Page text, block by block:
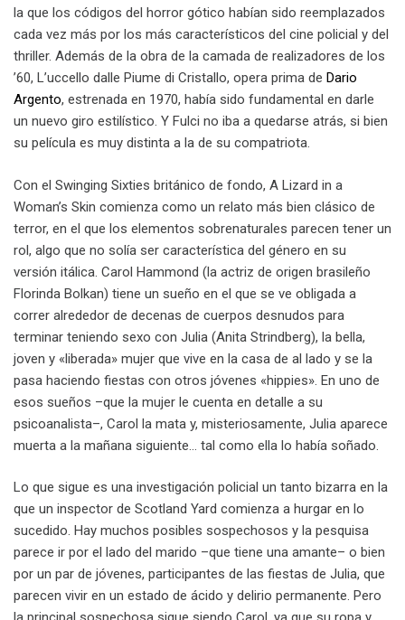
la que los códigos del horror gótico habían sido reemplazados
cada vez más por los más característicos del cine policial y del
thriller. Además de la obra de la camada de realizadores de los
’60, L’uccello dalle Piume di Cristallo, opera prima de Dario
Argento, estrenada en 1970, había sido fundamental en darle
un nuevo giro estilístico. Y Fulci no iba a quedarse atrás, si bien
su película es muy distinta a la de su compatriota.
Con el Swinging Sixties británico de fondo, A Lizard in a
Woman’s Skin comienza como un relato más bien clásico de
terror, en el que los elementos sobrenaturales parecen tener un
rol, algo que no solía ser característica del género en su
versión itálica. Carol Hammond (la actriz de origen brasileño
Florinda Bolkan) tiene un sueño en el que se ve obligada a
correr alrededor de decenas de cuerpos desnudos para
terminar teniendo sexo con Julia (Anita Strindberg), la bella,
joven y «liberada» mujer que vive en la casa de al lado y se la
pasa haciendo fiestas con otros jóvenes «hippies». En uno de
esos sueños –que la mujer le cuenta en detalle a su
psicoanalista–, Carol la mata y, misteriosamente, Julia aparece
muerta a la mañana siguiente… tal como ella lo había soñado.
Lo que sigue es una investigación policial un tanto bizarra en la
que un inspector de Scotland Yard comienza a hurgar en lo
sucedido. Hay muchos posibles sospechosos y la pesquisa
parece ir por el lado del marido –que tiene una amante– o bien
por un par de jóvenes, participantes de las fiestas de Julia, que
parecen vivir en un estado de ácido y delirio permanente. Pero